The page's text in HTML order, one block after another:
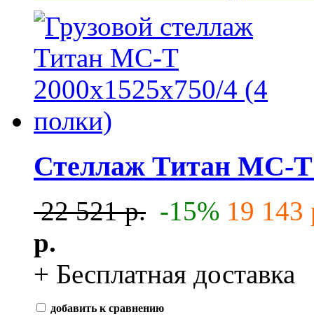
Стеллаж Титан МС-Т
22 521 р. -15% 19 143
р.
+ Бесплатная доставка
добавить к сравнению